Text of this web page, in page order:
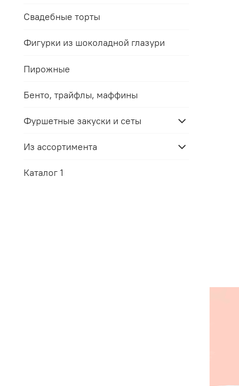
Свадебные торты
Фигурки из шоколадной глазури
Пирожные
Бенто, трайфлы, маффины
Фуршетные закуски и сеты
Из ассортимента
Каталог 1